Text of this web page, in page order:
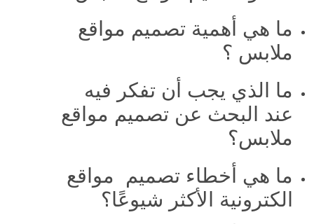
ما هي أهمية تصميم مواقع
ملابس ؟
ما الذي يجب أن تفكر فيه
عند البحث عن تصميم مواقع
ملابس؟
ما هي أخطاء تصميم مواقع
الكترونية الأكثر شيوعًا؟